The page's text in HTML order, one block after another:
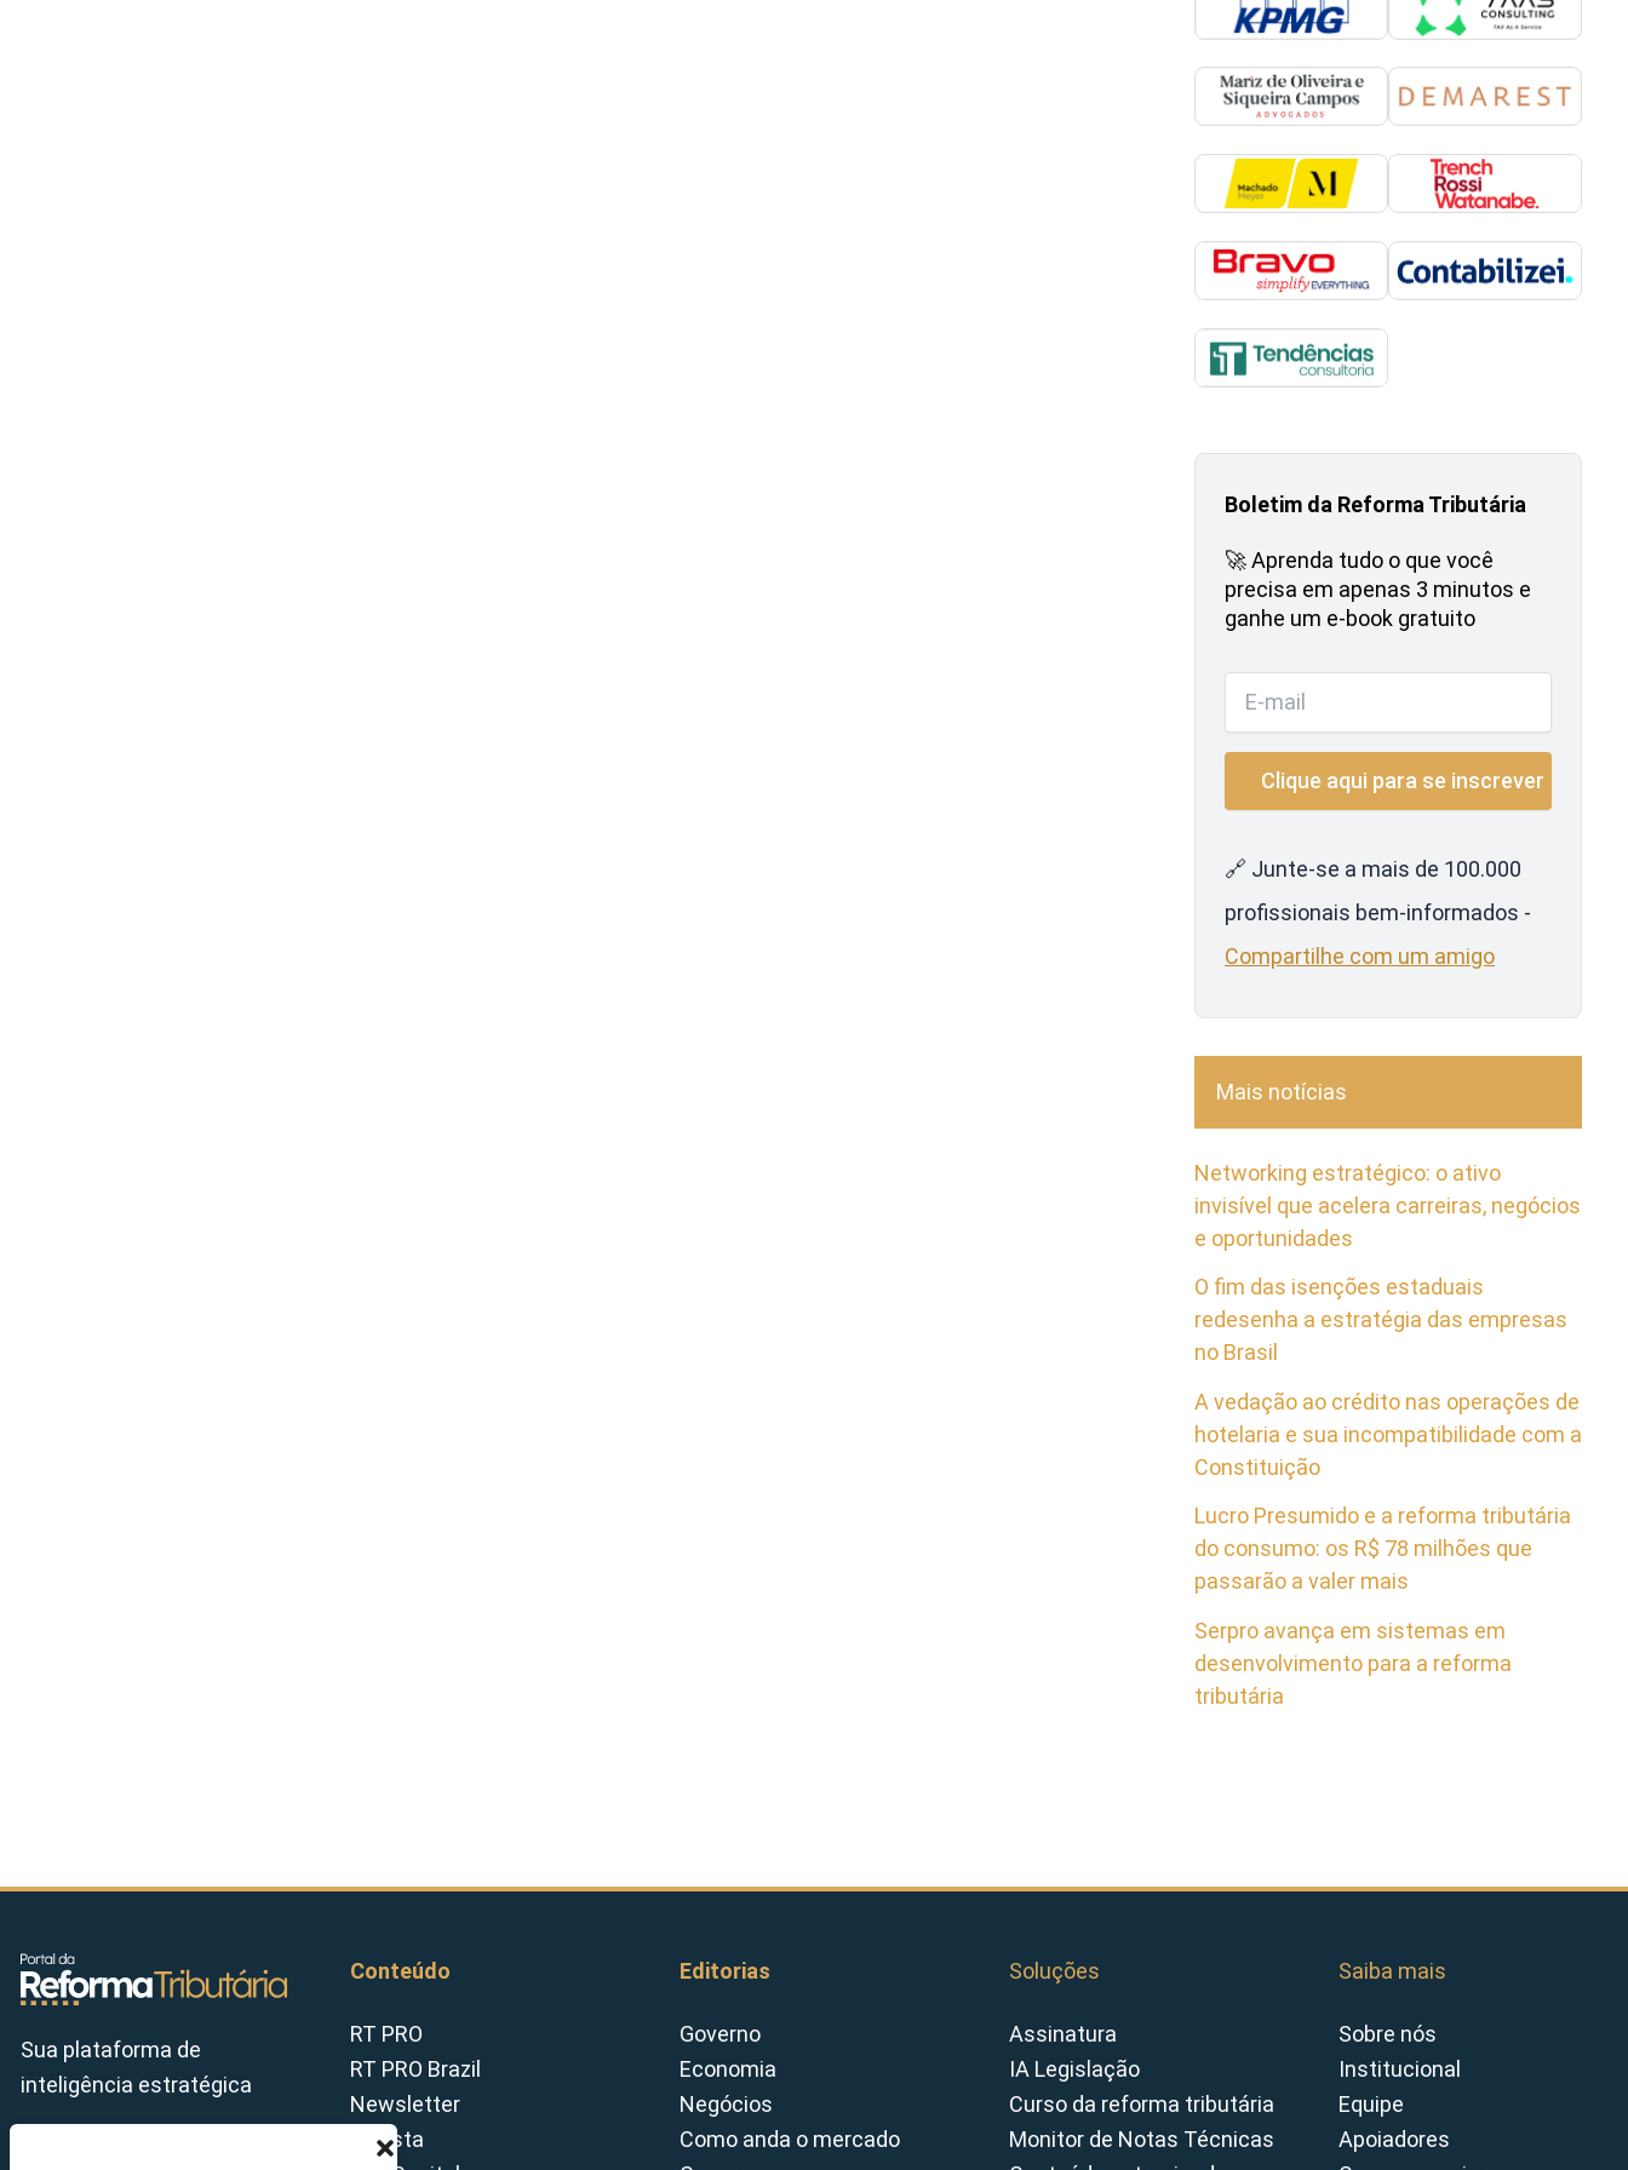
Boletim da Reforma Tributária
🚀 Aprenda tudo o que você
precisa em apenas 3 minutos e
ganhe um e-book gratuito
🔗 Junte-se a mais de 100.000
profissionais bem-informados -
Compartilhe com um amigo
Mais notícias
Networking estratégico: o ativo
invisível que acelera carreiras, negócios
e oportunidades
O fim das isenções estaduais
redesenha a estratégia das empresas
no Brasil
A vedação ao crédito nas operações de
hotelaria e sua incompatibilidade com a
Constituição
Lucro Presumido e a reforma tributária
do consumo: os R$ 78 milhões que
passarão a valer mais
Serpro avança em sistemas em
desenvolvimento para a reforma
tributária
Sua plataforma de
inteligência estratégica
Conteúdo
RT PRO
RT PRO Brazil
Newsletter
Revista
Editorias
Governo
Economia
Negócios
Como anda o mercado
Soluções
Assinatura
IA Legislação
Curso da reforma tributária
Monitor de Notas Técnicas
Saiba mais
Sobre nós
Institucional
Equipe
Apoiadores